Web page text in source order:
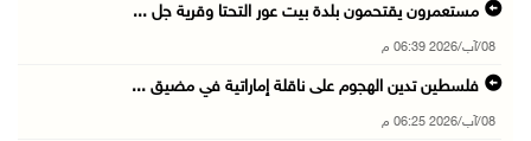
مستعمرون يقتحمون بلدة بيت عور التحتا وقرية جل ...
08/آب/2026 06:39 م
فلسطين تدين الهجوم على ناقلة إماراتية في مضيق ...
08/آب/2026 06:25 م